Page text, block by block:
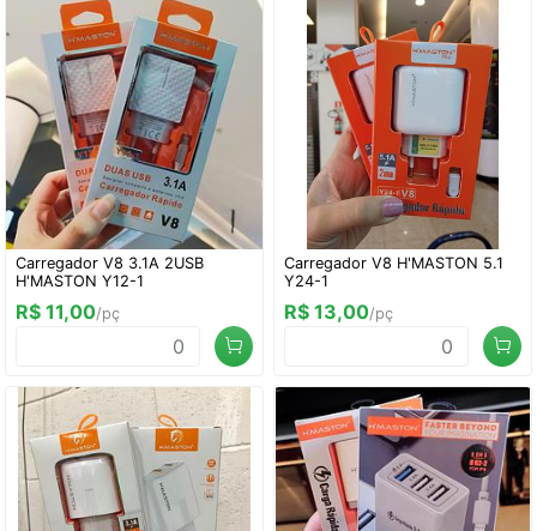
Carregador V8 3.1A 2USB
H'MASTON Y12-1
R$ 11,00/pç
Carregador V8 H'MASTON 5.1
Y24-1
R$ 13,00/pç